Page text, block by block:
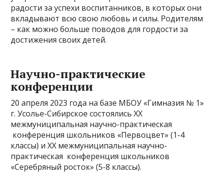
радости за успехи воспитанников, в которых они
вкладывают всю свою любовь и силы. Родителям
– как можно больше поводов для гордости за
достижения своих детей.
Научно-практические
конференции
20 апреля 2023 года на базе МБОУ «Гимназия № 1»
г. Усолье-Сибирское состоялись XX
межмуниципальная научно-практическая
конференция школьников «Первоцвет» (1-4
классы) и XX межмуниципальная научно-
практическая конференция школьников
«Серебряный росток» (5-8 классы).